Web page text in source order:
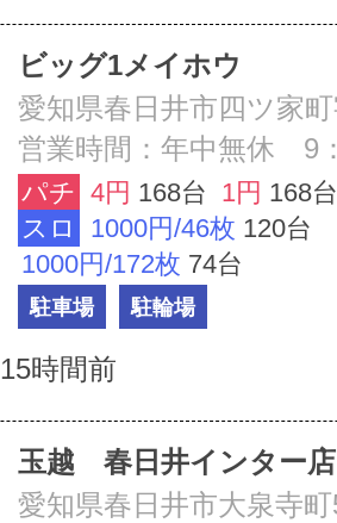
ビッグ1メイホウ
営業時間：年中無休 9
パチ 4円 168台 1円 168台
スロ
1000円/46枚 120台
1000円/172枚 74台
駐車場 駐輪場
15時間前
玉越 春日井インター店
愛知県春日井市大泉寺